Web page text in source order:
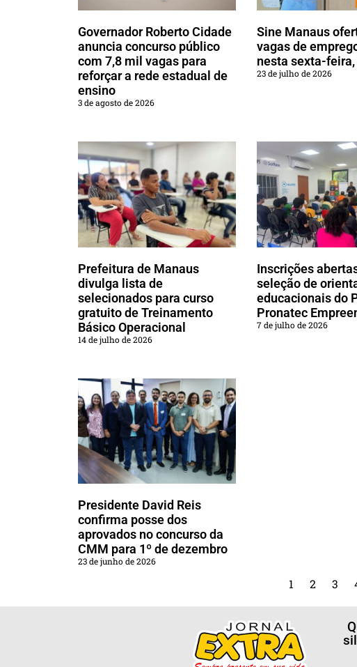
Governador Roberto Cidade
anuncia concurso público
com 7,8 mil vagas para
reforçar a rede estadual de
ensino
3 de agosto de 2026
Sine Manaus
vagas de
nesta sexta-
23 de julho de 2026
Prefeitura de Manaus
divulga lista de
selecionados para curso
gratuito de Treinamento
Básico Operacional
14 de julho de 2026
Inscrições
seleção de
educacionais do
Pronatec
7 de julho de 2026
Presidente David Reis
confirma posse dos
aprovados no concurso da
CMM para 1º de dezembro
23 de junho de 2026
1 2 3